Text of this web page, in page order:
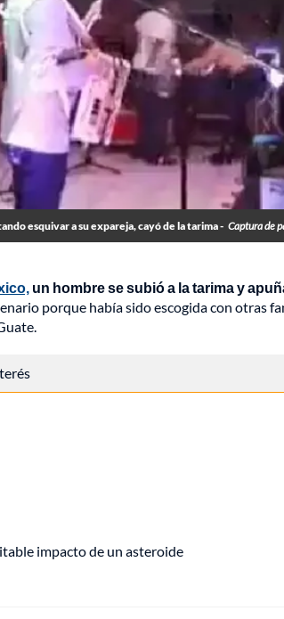
esquivar a su expareja, cayó de la tarima - Captura de
un hombre se subió a la tarima y
porque había sido escogida con otras
impacto de un asteroide